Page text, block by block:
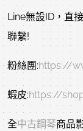
Line無設ID，直
聯繫!
粉絲團:https://
蝦皮:https://
全中古鋼琴商品